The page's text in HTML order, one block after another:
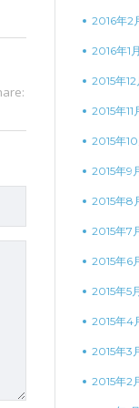
2016年2
2016年1月
2015年12
2015年11
2015年10
2015年9
2015年8
2015年7
2015年6
2015年5
2015年4
2015年3
2015年2